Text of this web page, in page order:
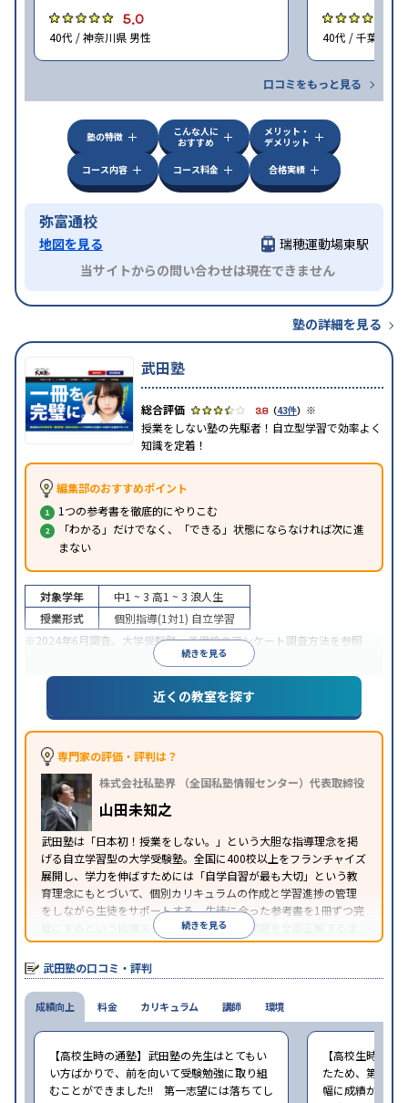
5.0
40代 / 神奈川県 男性 40代 / 千葉県 女
口コミをもっと見る
塾の特徴
こんな人に
おすすめ
メリット・
デメリット
コース内容
コース料金 合格実績
弥富通校
地図を見る
瑞穂運動場東駅
当サイトからの問い合わせは現在できません
塾の詳細を見る
武田塾
3.8（43件） ※
授業をしない塾の先駆者！自立型学習で効率よく
知識を定着！
編集部のおすすめポイント
1つの参考書を徹底的にやりこむ
「わかる」だけでなく、「できる」状態にならなければ次に進
まない
続きを見る
対象学年 中1 ~ 3 高1 ~ 3 浪人生
授業形式
個別指導(1対1) 自立学習
※2024年6月調査。 大学受験塾・予備校のアンケート調査方法を参照
近くの教室を探す
専門家の評価・評判は？
株式会社私塾界 （全国私塾情報センター）代表取締役
山田未知之
武田塾は「日本初！授業をしない。」という大胆な指導理念を掲
げる自立学習型の大学受験塾。全国に400校以上をフランチャイズ
展開し、学力を伸ばすためには「自学自習が最も大切」という教
育理念にもとづいて、個別カリキュラムの作成と学習進捗の管理
をしながら生徒をサポートする。生徒に合った参考書を1冊ずつ完
璧にするという指導スタイルで、参考書の問題を全部正解するま
で繰り返し問題を解くことで偏差値をあげるという手法を取って
いる。
続きを見る
武田塾の口コミ・評判
成績向上
【高校生時の通塾】武田塾の先生はとてもい
い方ばかりで、前を向いて受験勉強に取り組
むことができました!! 第一志望には落ちてし
【高校生時の通
たため、第一志
幅に成績が向上
料金 カリキュラム 講師 環境